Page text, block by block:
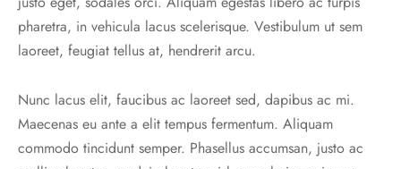
pharetra, in vehicula lacus scelerisque. Vestibulum ut sem
laoreet, feugiat tellus at, hendrerit arcu.
Nunc lacus elit, faucibus ac laoreet sed, dapibus ac mi.
Maecenas eu ante a elit tempus fermentum. Aliquam
commodo tincidunt semper. Phasellus accumsan, justo ac